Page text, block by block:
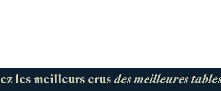
les meilleurs crus des meilleures